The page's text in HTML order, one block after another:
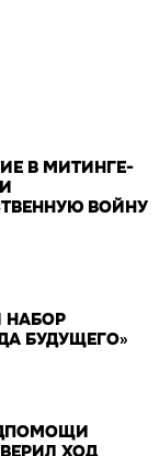
В МИТИНГЕ-
ВОЙНУ
НАБОР
БУДУЩЕГО»
ХОД